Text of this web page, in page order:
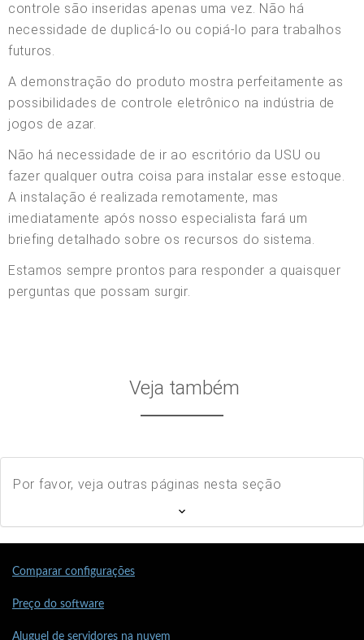
controle são inseridas apenas uma vez. Não há
necessidade de duplicá-lo ou copiá-lo para trabalhos
futuros.
A demonstração do produto mostra perfeitamente as
possibilidades de controle eletrônico na indústria de
jogos de azar.
Não há necessidade de ir ao escritório da USU ou
fazer qualquer outra coisa para instalar esse estoque.
A instalação é realizada remotamente, mas
imediatamente após nosso especialista fará um
briefing detalhado sobre os recursos do sistema.
Estamos sempre prontos para responder a quaisquer
perguntas que possam surgir.
Veja também
Por favor, veja outras páginas nesta seção
Comparar configurações
Preço do software
Aluguel de servidores na nuvem